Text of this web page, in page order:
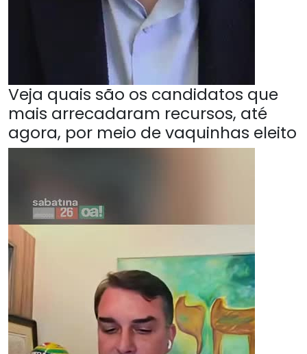
Veja quais são os candidatos que
mais arrecadaram recursos, até
agora, por meio de vaquinhas eleito